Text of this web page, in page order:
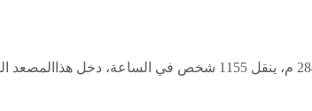
المصعدالهوائي السيدة الإفريقية على مسار 284 م، ينقل 1155 شخص في الساعة، دخل